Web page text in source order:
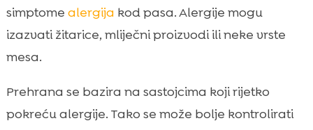
simptome alergija kod pasa. Alergije mogu
izazvati žitarice, mliječni proizvodi ili neke vrste
mesa.
Prehrana se bazira na sastojcima koji rijetko
pokreću alergije. Tako se može bolje kontrolirati